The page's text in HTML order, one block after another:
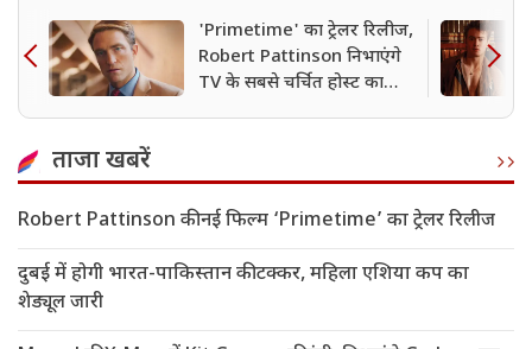
'Primetime' का ट्रेलर रिलीज,
Robert Pattinson निभाएंगे
TV के सबसे चर्चित होस्ट का
ताजा खबरें
Robert Pattinson की नई फिल्म ‘Primetime’ का ट्रेलर रिलीज
दुबई में होगी भारत-पाकिस्तान की टक्कर, महिला एशिया कप का
शेड्यूल जारी